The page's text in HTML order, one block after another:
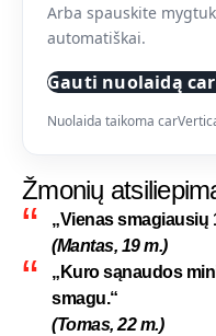
Arba spauskite
automatiškai.
Gauti nuolaidą
Nuolaida taikoma
Žmonių
„Vienas smagiausių
(Mantas, 19 m.)
„Kuro sąnaudos
smagu.“
(Tomas, 22 m.)